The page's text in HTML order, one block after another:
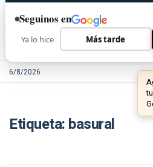
6/8/2026
Etiqueta: basural
Seguinos en
Ya lo hice Más tarde